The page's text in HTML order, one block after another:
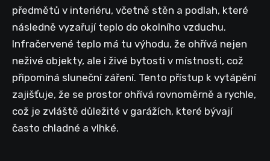
předmětů v interiéru, včetně stěn a podlah, které
následně vyzařují teplo do okolního vzduchu.
Infračervené teplo má tu výhodu, že ohřívá nejen
neživé objekty, ale i živé bytosti v místnosti, což
připomíná sluneční záření. Tento přístup k vytápění
zajišťuje, že se prostor ohřívá rovnoměrně a rychle,
což je zvláště důležité v garážích, které bývají
často chladné a vlhké.